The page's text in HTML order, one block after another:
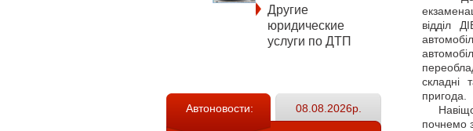
Другие
юридические
услуги по ДТП
Автоновости: 08.08.2026р.
відділ
складні
пригода.
Навіщо
почнемо